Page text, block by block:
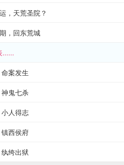
，天荒圣院？
，回东荒城
......
案发生
鬼七杀
人得志
西侯府
绔出狱